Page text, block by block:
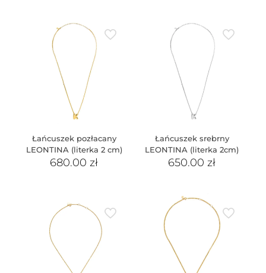
Łańcuszek pozłacany
LEONTINA (literka 2 cm)
680.00zł
Łańcuszek srebrny
LEONTINA (literka 2cm)
650.00zł